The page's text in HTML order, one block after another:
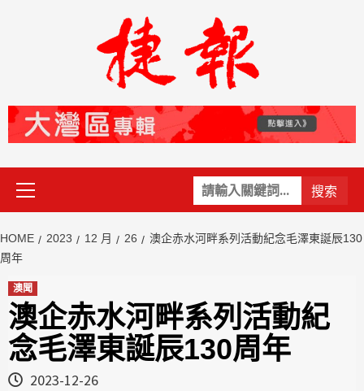
關
鍵
Primary
Menu
HOME 2023 12 月 26
澳企赤水河畔系列活動紀念毛澤東誕辰130
周年
澳聞
澳企赤水河畔系列活動紀
念毛澤東誕辰130周年
2023-12-26